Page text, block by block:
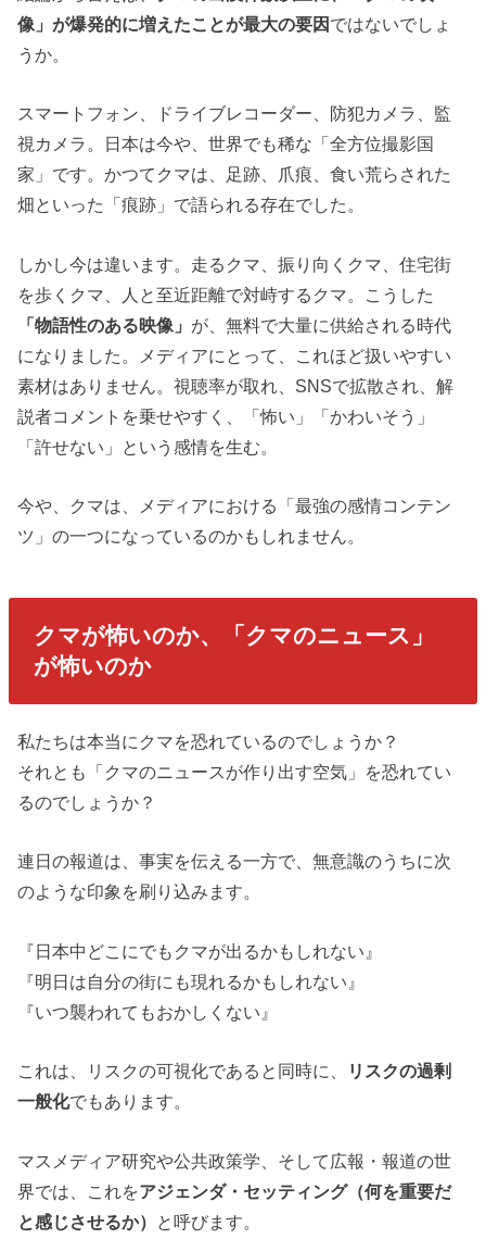
像」が爆発的に増えたことが最大の要因 ではないでしょ
うか。
スマートフォン、ドライブレコーダー、防犯カメラ、監
視カメラ。日本は今や、世界でも稀な「全方位撮影国
家」です。かつてクマは、足跡、爪痕、食い荒らされた
畑といった「痕跡」で語られる存在でした。
しかし今は違います。走るクマ、振り向くクマ、住宅街
を歩くクマ、人と至近距離で対峙するクマ。こうした
「物語性のある映像」 が、無料で大量に供給される時代
になりました。メディアにとって、これほど扱いやすい
素材はありません。視聴率が取れ、SNSで拡散され、解
説者コメントを乗せやすく、「怖い」「かわいそう」
「許せない」という感情を生む。
今や、クマは、メディアにおける「最強の感情コンテン
ツ」の一つになっているのかもしれません。
クマが怖いのか、「クマのニュース」
が怖いのか
私たちは本当にクマを恐れているのでしょうか？
それとも「クマのニュースが作り出す空気」を恐れてい
るのでしょうか？
連日の報道は、事実を伝える一方で、無意識のうちに次
のような印象を刷り込みます。
『日本中どこにでもクマが出るかもしれない』
『明日は自分の街にも現れるかもしれない』
『いつ襲われてもおかしくない』
これは、リスクの可視化であると同時に、
リスクの過剰
一般化でもあります。
マスメディア研究や公共政策学、そして広報・報道の世
界では、これをアジェンダ・セッティング（何を重要だ
と感じさせるか）
と呼びます。